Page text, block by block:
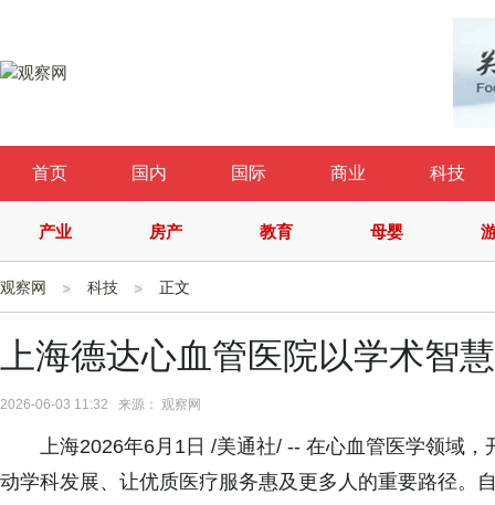
首页 国内 国际 商业 科技
产业 房产 教育 母婴
观察网 科技 正文
上海德达心血管医院以学术智
2026-06-03 11:32 来源： 观察网
上海2026年6月1日 /美通社/ -- 在心血管医学领域
动学科发展、让优质医疗服务惠及更多人的重要路径。